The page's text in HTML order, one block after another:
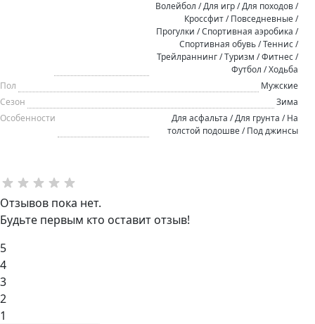
Волейбол / Для игр / Для походов /
Кроссфит / Повседневные /
Прогулки / Спортивная аэробика /
Спортивная обувь / Теннис /
Трейлраннинг / Туризм / Фитнес /
Футбол / Ходьба
Пол
Мужские
Сезон
Зима
Особенности
Для асфальта / Для грунта / На
толстой подошве / Под джинсы
Отзывов пока нет.
Будьте первым кто оставит отзыв!
5
4
3
2
1